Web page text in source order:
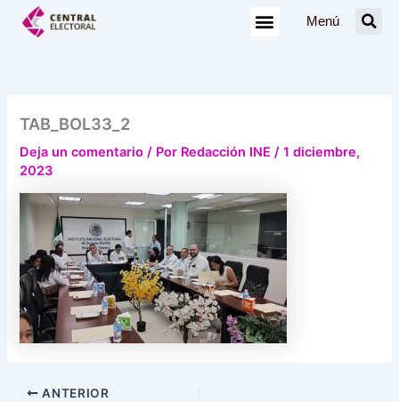
Menú
TAB_BOL33_2
Deja un comentario / Por Redacción INE/1 diciembre,
2023
ANTERIOR